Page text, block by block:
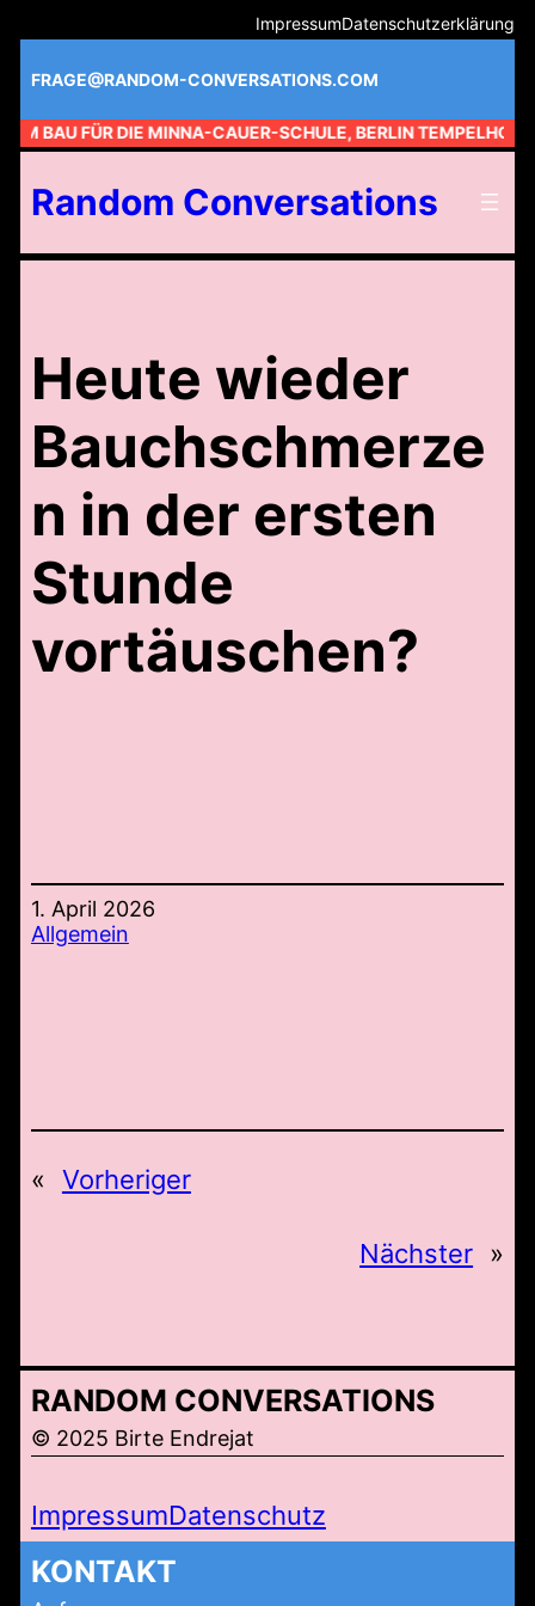
Inhalt
springen
ImpressumDatenschutzerklärung
FRAGE@RANDOM-CONVERSATIONS.COM
AM BAU FÜR DIE MINNA-CAUER-SCHULE, BERLIN TEMPELHOF //
Random Conversations
Heute wieder
Bauchschmerze
n in der ersten
Stunde
vortäuschen?
1. April 2026
Allgemein
« Vorheriger
Nächster »
RANDOM CONVERSATIONS
© 2025 Birte Endrejat
ImpressumDatenschutz
KONTAKT